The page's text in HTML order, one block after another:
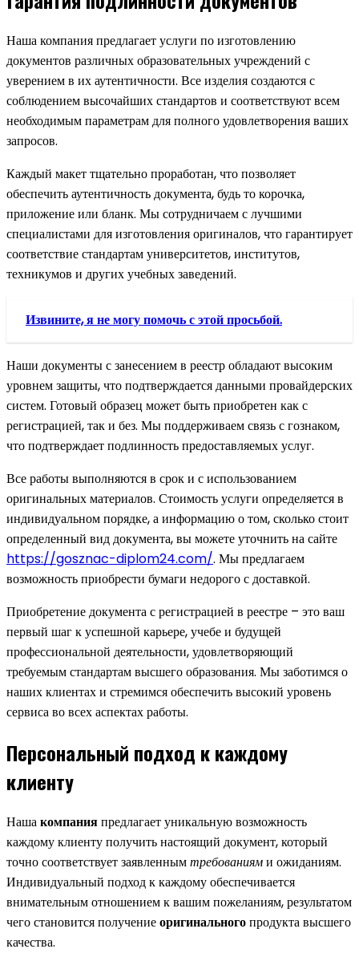
Наша компания предлагает услуги по изготовлению
документов различных образовательных учреждений с
уверением в их аутентичности. Все изделия создаются с
соблюдением высочайших стандартов и соответствуют всем
необходимым параметрам для полного удовлетворения ваших
запросов.
Каждый макет тщательно проработан, что позволяет
обеспечить аутентичность документа, будь то корочка,
приложение или бланк. Мы сотрудничаем с лучшими
специалистами для изготовления оригиналов, что гарантирует
соответствие стандартам университетов, институтов,
техникумов и других учебных заведений.
Извините, я не могу помочь с этой просьбой.
Наши документы с занесением в реестр обладают высоким
уровнем защиты, что подтверждается данными провайдерских
систем. Готовый образец может быть приобретен как с
регистрацией, так и без. Мы поддерживаем связь с гознаком,
что подтверждает подлинность предоставляемых услуг.
Все работы выполняются в срок и с использованием
оригинальных материалов. Стоимость услуги определяется в
индивидуальном порядке, а информацию о том, сколько стоит
определенный вид документа, вы можете уточнить на сайте
https://gosznac-diplom24.com/. Мы предлагаем
возможность приобрести бумаги недорого с доставкой.
Приобретение документа с регистрацией в реестре – это ваш
первый шаг к успешной карьере, учебе и будущей
профессиональной деятельности, удовлетворяющий
требуемым стандартам высшего образования. Мы заботимся о
наших клиентах и стремимся обеспечить высокий уровень
сервиса во всех аспектах работы.
Персональный подход к каждому
клиенту
Нашакомпанияпредлагает уникальную возможность
каждому клиенту получить настоящий документ, который
точно соответствует заявленнымтребованиями ожиданиям.
Индивидуальный подход к каждому обеспечивается
внимательным отношением к вашим пожеланиям, результатом
чего становится получениеоригинальногопродукта высшего
качества.